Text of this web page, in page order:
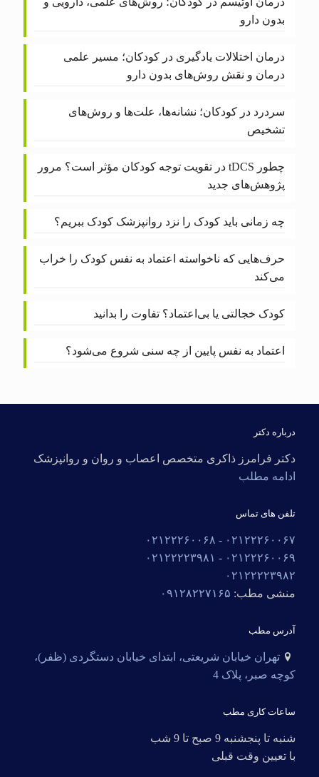
بدون دارو
درمان اختلالات یادگیری در کودکان؛ مسیر علمی
درمان و نقش روش‌های بدون دارو
سردرد در کودکان؛ نشانه‌ها، علت‌ها و روش‌های
تشخیص
چطور tDCS در تقویت توجه کودکان مؤثر است؟ مرور
پژوهش‌های جدید
چه زمانی باید کودک را نزد روانپزشک کودک ببریم؟
حرف‌هایی که ناخواسته اعتماد به نفس کودک را خراب
می‌کند
کودک خجالتی یا بی‌اعتماد؟ تفاوت را بدانید
اعتماد به نفس پایین از چه سنی شروع می‌شود؟
درباره دکتر
دکتر فرامرز ذاکری متخصص اعصاب و روان و روانپزشک
ادامه مطلب
تلفن های تماس
۰۲۱۲۲۲۶۰۰۶۷ -
۰۲۱۲۲۲۶۰۰۶۸
۰۲۱۲۲۲۶۰۰۶۹ -
۰۲۱۲۲۲۲۳۹۸۱
۰۲۱۲۲۲۲۳۹۸۲
منشی مطب: ۰۹۱۲۸۲۲۷۱۶۵
آدرس مطب
تهران خیابان شریعتی، ابتدای خیابان دستگردی (ظفر)،
کوچه صبر، پلاک 4
ساعات کاری مطب
شنبه تا پنجشنبه 9 صبح تا 9 شب
با تعیین وقت قبلی